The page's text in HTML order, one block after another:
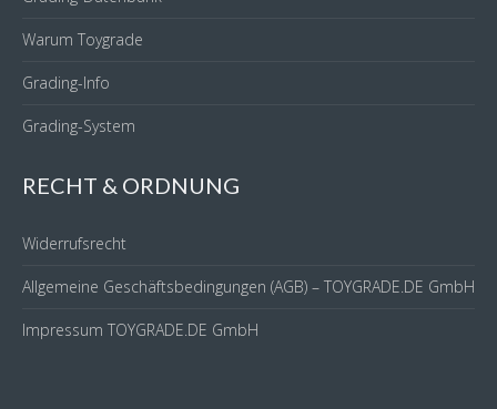
Warum Toygrade
Grading-Info
Grading-System
RECHT & ORDNUNG
Widerrufsrecht
Allgemeine Geschäftsbedingungen (AGB) – TOYGRADE.DE GmbH
Impressum TOYGRADE.DE GmbH